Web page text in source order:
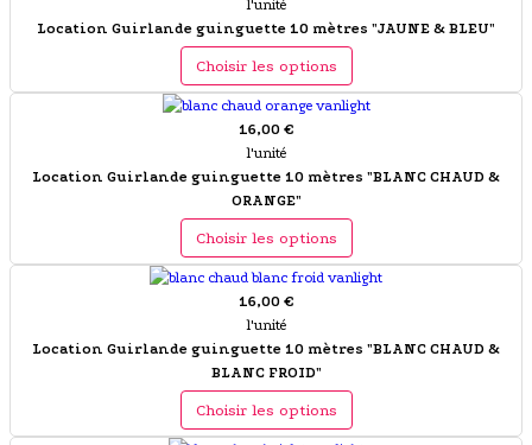
l'unité
Location Guirlande guinguette 10 mètres "JAUNE & BLEU"
Choisir les options
16,00 €
l'unité
Location Guirlande guinguette 10 mètres "BLANC CHAUD &
ORANGE"
Choisir les options
16,00 €
l'unité
Location Guirlande guinguette 10 mètres "BLANC CHAUD &
BLANC FROID"
Choisir les options